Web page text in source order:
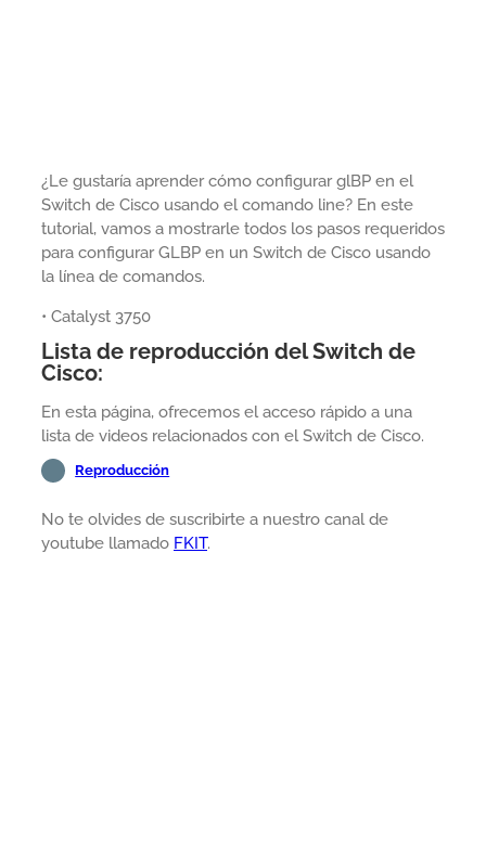
¿Le gustaría aprender cómo configurar glBP en el
Switch de Cisco usando el comando line? En este
tutorial, vamos a mostrarle todos los pasos requeridos
para configurar GLBP en un Switch de Cisco usando
la línea de comandos.
• Catalyst 3750
Lista de reproducción del Switch de
Cisco:
En esta página, ofrecemos el acceso rápido a una
lista de videos relacionados con el Switch de Cisco.
Reproducción
No te olvides de suscribirte a nuestro canal de
youtube llamado FKIT.